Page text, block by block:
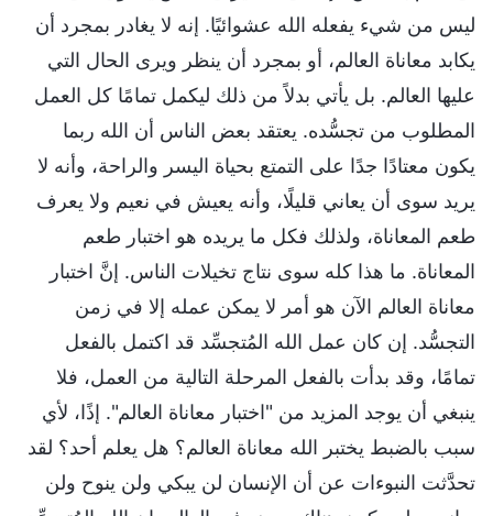
ليس من شيء يفعله الله عشوائيًا. إنه لا يغادر بمجرد أن
يكابد معاناة العالم، أو بمجرد أن ينظر ويرى الحال التي
عليها العالم. بل يأتي بدلاً من ذلك ليكمل تمامًا كل العمل
المطلوب من تجسُّده. يعتقد بعض الناس أن الله ربما
يكون معتادًا جدًا على التمتع بحياة اليسر والراحة، وأنه لا
يريد سوى أن يعاني قليلًا، وأنه يعيش في نعيم ولا يعرف
طعم المعاناة، ولذلك فكل ما يريده هو اختبار طعم
المعاناة. ما هذا كله سوى نتاج تخيلات الناس. إنَّ اختبار
معاناة العالم الآن هو أمر لا يمكن عمله إلا في زمن
التجسُّد. إن كان عمل الله المُتجسِّد قد اكتمل بالفعل
تمامًا، وقد بدأت بالفعل المرحلة التالية من العمل، فلا
ينبغي أن يوجد المزيد من "اختبار معاناة العالم". إذًا، لأي
سبب بالضبط يختبر الله معاناة العالم؟ هل يعلم أحد؟ لقد
تحدَّثت النبوءات عن أن الإنسان لن يبكي ولن ينوح ولن